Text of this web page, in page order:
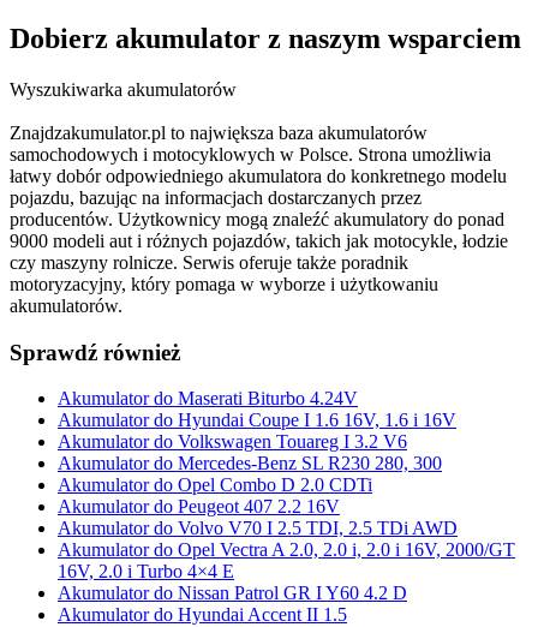
Dobierz akumulator z naszym wsparciem
Wyszukiwarka akumulatorów
Znajdzakumulator.pl to największa baza akumulatorów
samochodowych i motocyklowych w Polsce. Strona umożliwia
łatwy dobór odpowiedniego akumulatora do konkretnego modelu
pojazdu, bazując na informacjach dostarczanych przez
producentów. Użytkownicy mogą znaleźć akumulatory do ponad
9000 modeli aut i różnych pojazdów, takich jak motocykle, łodzie
czy maszyny rolnicze. Serwis oferuje także poradnik
motoryzacyjny, który pomaga w wyborze i użytkowaniu
akumulatorów.
Sprawdź również
Akumulator do Maserati Biturbo 4.24V
Akumulator do Hyundai Coupe I 1.6 16V, 1.6 i 16V
Akumulator do Volkswagen Touareg I 3.2 V6
Akumulator do Mercedes-Benz SL R230 280, 300
Akumulator do Opel Combo D 2.0 CDTi
Akumulator do Peugeot 407 2.2 16V
Akumulator do Volvo V70 I 2.5 TDI, 2.5 TDi AWD
Akumulator do Opel Vectra A 2.0, 2.0 i, 2.0 i 16V, 2000/GT
16V, 2.0 i Turbo 4×4 E
Akumulator do Nissan Patrol GR I Y60 4.2 D
Akumulator do Hyundai Accent II 1.5